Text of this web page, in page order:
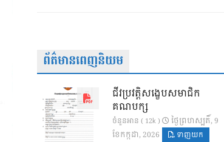
ព័ត៌មានពេញនិយម
ជីវប្រវត្តិសង្ខេបសមាជិក
គណបក្ស
ចំនួនអាន ( 12k )
ថ្ងៃ​ព្រហស្បតិ៍, 9
ខែ​កក្កដា, 2026
ទាញយក